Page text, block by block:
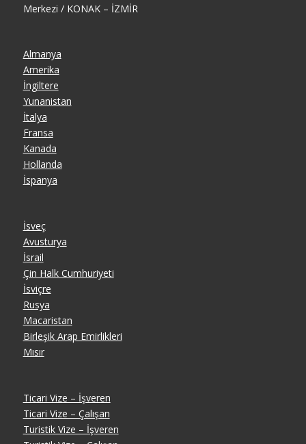
Merkezi / KONAK – İZMİR
Almanya
Amerika
İngiltere
Yunanistan
İtalya
Fransa
Kanada
Hollanda
İspanya
İsveç
Avusturya
İsrail
Çin Halk Cumhuriyeti
İsviçre
Rusya
Macaristan
Birleşik Arap Emirlikleri
Mısır
Ticari Vize – İşveren
Ticari Vize – Çalışan
Turistik Vize – İşveren